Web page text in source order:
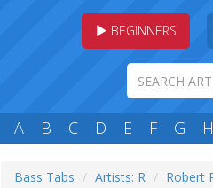
BEGINNERS
A B C D E F G H
Bass Tabs Artists: R Robert